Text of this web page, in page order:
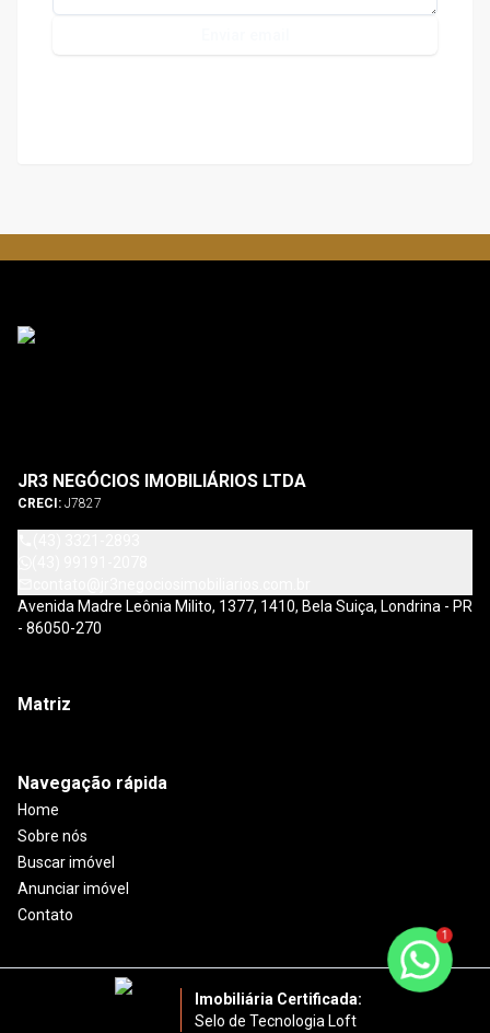
JR3 NEGÓCIOS IMOBILIÁRIOS LTDA
CRECI: J7827
Avenida Madre Leônia Milito, 1377, 1410, Bela Suiça, Londrina - PR
- 86050-270
Matriz
Navegação rápida
Home
Sobre nós
Buscar imóvel
Anunciar imóvel
Contato
Imobiliária Certificada:
Selo de Tecnologia Loft
1